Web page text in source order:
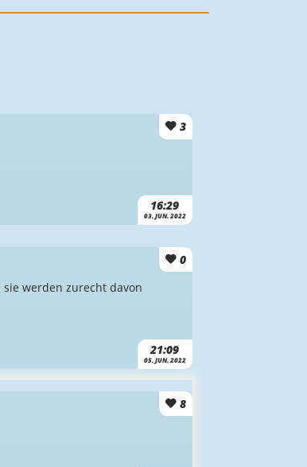
3
16:29
03. JUN. 2022
0
21:09
05. JUN. 2022
werden zurecht davon
8